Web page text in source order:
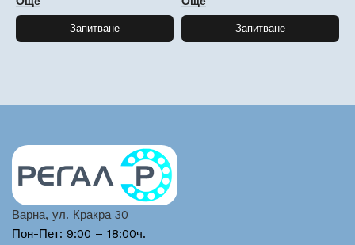
Запитване Запитване
Варна, ул. Кракра 30
Пон-Пет: 9:00 – 18:00ч.